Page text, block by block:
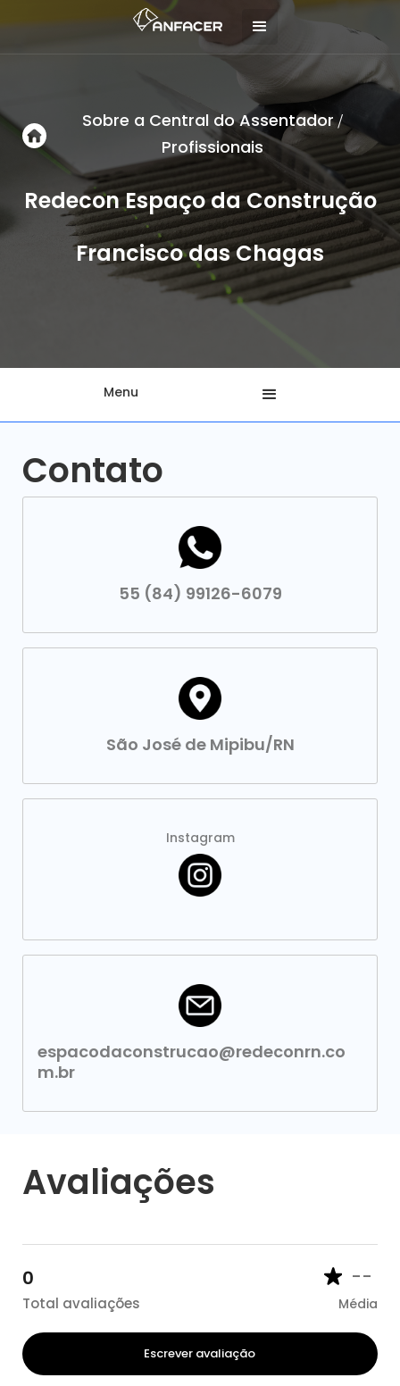
Sobre a Central do Assentador/
Profissionais
Redecon Espaço da Construção
Francisco das Chagas
Menu
Contato
55 (84) 99126-6079
São José de Mipibu/RN
Instagram
espacodaconstrucao@redeconrn.co
m.br
Avaliações
0
Total avaliações
--
Média
Escrever avaliação